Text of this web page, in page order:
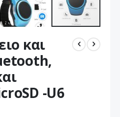
και
-U6